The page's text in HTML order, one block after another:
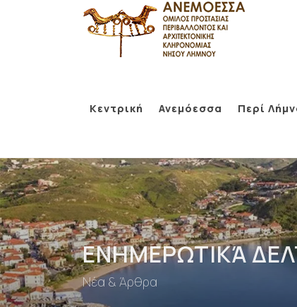
Κεντρική Ανεμόεσσα Περί
ΕΝΗΜΕΡΩΤΙΚΆ
Νέα & Άρθρα